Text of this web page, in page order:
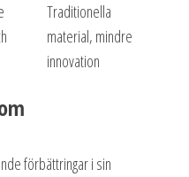
Traditionella
material, mindre
innovation
förbättringar i sin